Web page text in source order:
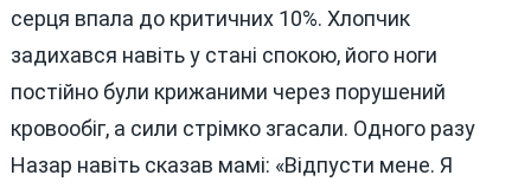
серця впала до критичних 10%. Хлопчик
задихався навіть у стані спокою, його ноги
постійно були крижаними через порушений
кровообіг, а сили стрімко згасали. Одного разу
Назар навіть сказав мамі: «Відпусти мене. Я